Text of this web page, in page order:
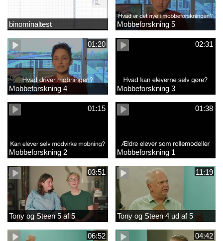
binominaltest Mobbeforskning 5
01:20
Mobbeforskning 4
02:31
Mobbeforskning 3
01:15
Mobbeforskning 2
01:38
Mobbeforskning 1
03:51
Tony og Steen 5 af 5
11:19
Tony og Steen 4 ud af 5
06:52 04:42